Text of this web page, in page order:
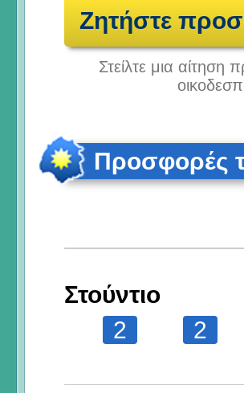
Ζητήστε
Στείλτε μια αίτηση
Προσφορές
Στούντιο
2
2